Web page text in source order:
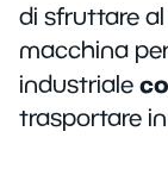
di sfruttare
macchina
industriale
trasportare